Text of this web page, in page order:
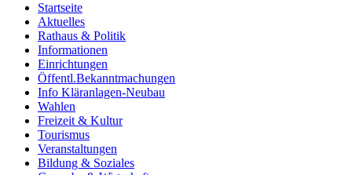
Startseite
Aktuelles
Rathaus & Politik
Informationen
Einrichtungen
Öffentl.Bekanntmachungen
Info Kläranlagen-Neubau
Wahlen
Freizeit & Kultur
Tourismus
Veranstaltungen
Bildung & Soziales